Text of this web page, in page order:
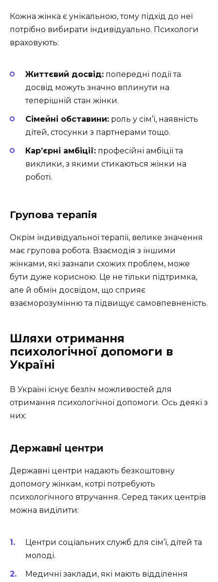
Кожна жінка є унікальною, тому підхід до неї
потрібно вибирати індивідуально. Психологи
враховують:
Життєвий досвід: попередні події та
досвід можуть значно вплинути на
теперішній стан жінки.
Сімейні обставини: роль у сім’ї, наявність
дітей, стосунки з партнерами тощо.
Кар’єрні амбіції: професійні амбіції та
виклики, з якими стикаються жінки на
роботі.
Групова терапія
Окрім індивідуальної терапії, велике значення
має групова робота. Взаємодія з іншими
жінками, які зазнали схожих проблем, може
бути дуже корисною. Це не тільки підтримка,
але й обмін досвідом, що сприяє
взаєморозумінню та підвищує самовпевненість.
Шляхи отримання
психологічної допомоги в
Україні
В Україні існує безліч можливостей для
отримання психологічної допомоги. Ось деякі з
них:
Державні центри
Державні центри надають безкоштовну
допомогу жінкам, котрі потребують
психологічного втручання. Серед таких центрів
можна виділити:
Центри соціальних служб для сім’ї, дітей та
молоді.
Медичні заклади, які мають відділення